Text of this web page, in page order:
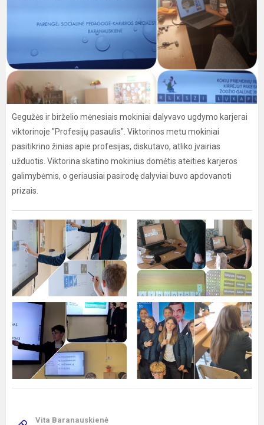
Gegužės ir birželio mėnesiais mokiniai dalyvavo ugdymo karjerai
viktorinoje "Profesijų pasaulis". Viktorinos metu mokiniai
pasitikrino žinias apie profesijas, diskutavo, atliko įvairias
užduotis. Viktorina skatino mokinius domėtis ateities karjeros
galimybėmis, o geriausiai pasirodę dalyviai buvo apdovanoti
prizais.
Vita Baranauskienė